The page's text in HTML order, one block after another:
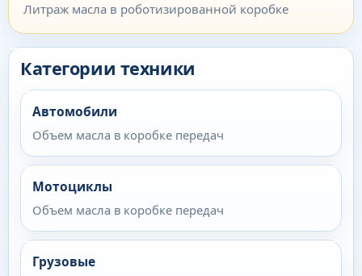
Литраж масла в роботизированной коробке
Категории техники
Автомобили
Объем масла в коробке передач
Мотоциклы
Объем масла в коробке передач
Грузовые